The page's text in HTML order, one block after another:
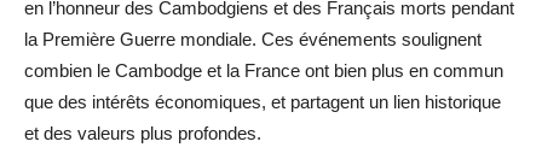
en l’honneur des Cambodgiens et des Français morts pendant
la Première Guerre mondiale. Ces événements soulignent
combien le Cambodge et la France ont bien plus en commun
que des intérêts économiques, et partagent un lien historique
et des valeurs plus profondes.